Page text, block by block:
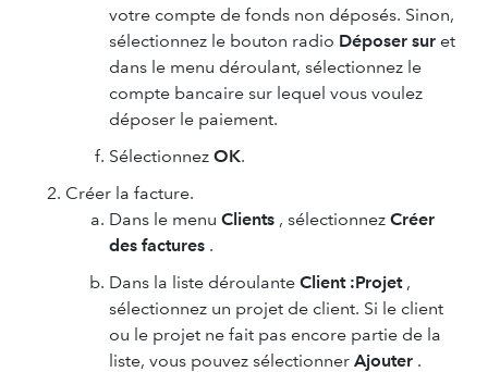
votre compte de fonds non déposés. Sinon,
sélectionnez le bouton radio Déposer sur et
dans le menu déroulant, sélectionnez le
compte bancaire sur lequel vous voulez
déposer le paiement.
Sélectionnez OK.
Créer la facture.
Dans le menu Clients , sélectionnez Créer
des factures .
Dans la liste déroulante Client :Projet,
sélectionnez un projet de client. Si le client
ou le projet ne fait pas encore partie de la
liste, vous pouvez sélectionner Ajouter .